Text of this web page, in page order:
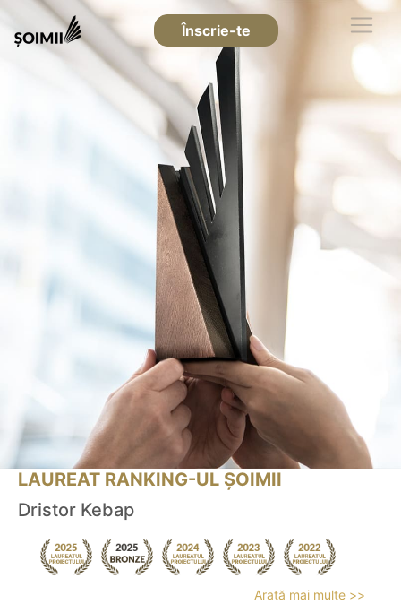
Înscrie-te
LAUREAT RANKING-UL ȘOIMII
Dristor Kebap
Arată mai multe >>